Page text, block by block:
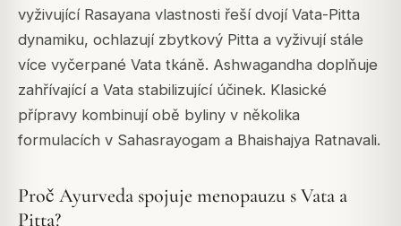
vyživující Rasayana vlastnosti řeší dvojí Vata-Pitta
dynamiku, ochlazují zbytkový Pitta a vyživují stále
více vyčerpané Vata tkáně. Ashwagandha doplňuje
zahřívající a Vata stabilizující účinek. Klasické
přípravy kombinují obě byliny v několika
formulacích v Sahasrayogam a Bhaishajya Ratnavali.
Proč Ayurveda spojuje menopauzu s Vata a
Pitta?